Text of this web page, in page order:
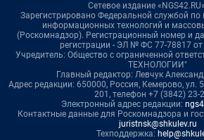
Сетевое издание
Зарегистрировано Федеральной службой по
информационных технологий и
(Роскомнадзор). Регистрационный номер и
регистрации - ЭЛ № ФС 77-78817 от
Учредитель: Общество с ограниченной
ТЕХНОЛОГИИ"
Главный редактор: Левчук
Адрес редакции: 650000, Россия, Кемерово, ул.
201, телефон +7 (3842) 23-
Электронный адрес редакции:
Контактные данные для Роскомнадзора и
juristnsk@shkulev.ru
Техподдержка: